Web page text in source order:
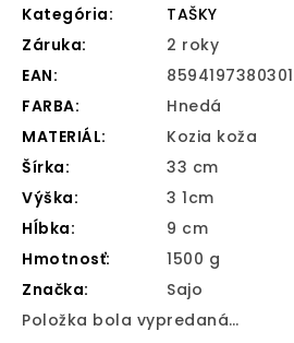
Kategória:
TAŠKY
Záruka:
2 roky
EAN:
8594197380301
FARBA:
Hnedá
MATERIÁL:
Kozia koža
Šírka:
33 cm
Výška:
3 1cm
Hĺbka:
9 cm
Hmotnosť:
1500 g
Značka:
Sajo
Položka bola vypredaná…